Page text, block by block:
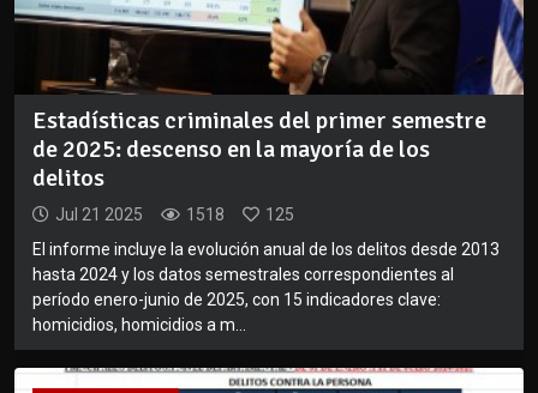
Estadísticas criminales del primer semestre
de 2025: descenso en la mayoría de los
delitos
Jul 21 2025 1518
125
El informe incluye la evolución anual de los delitos desde 2013
hasta 2024 y los datos semestrales correspondientes al
período enero-junio de 2025, con 15 indicadores clave:
homicidios, homicidios a m...